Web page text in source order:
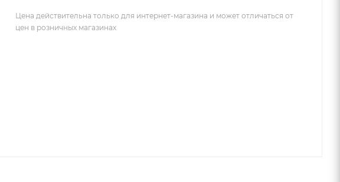
Цена действительна только для интернет-магазина и может отличаться от
цен в розничных магазинах